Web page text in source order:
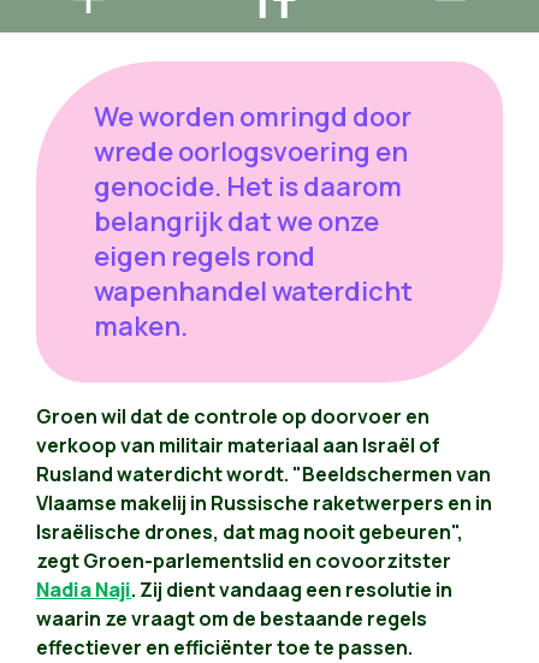
We worden omringd door
wrede oorlogsvoering en
genocide. Het is daarom
belangrijk dat we onze
eigen regels rond
wapenhandel waterdicht
maken.
Groen wil dat de controle op doorvoer en
verkoop van militair materiaal aan Israël of
Rusland waterdicht wordt. "Beeldschermen van
Vlaamse makelij in Russische raketwerpers en in
Israëlische drones, dat mag nooit gebeuren",
zegt Groen-parlementslid en covoorzitster
Nadia Naji. Zij dient vandaag een resolutie in
waarin ze vraagt om de bestaande regels
effectiever en efficiënter toe te passen.